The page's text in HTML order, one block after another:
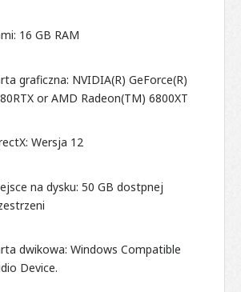
16 GB RAM
graficzna: NVIDIA(R) GeForce(R)
or AMD Radeon(TM) 6800XT
Wersja 12
na dysku: 50 GB dostpnej
dwikowa: Windows Compatible
Device.